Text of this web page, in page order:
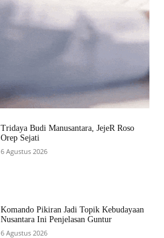
Tridaya Budi Manusantara, JejeR Roso
Orep Sejati
6 Agustus 2026
Komando Pikiran Jadi Topik Kebudayaan
Nusantara Ini Penjelasan Guntur
6 Agustus 2026